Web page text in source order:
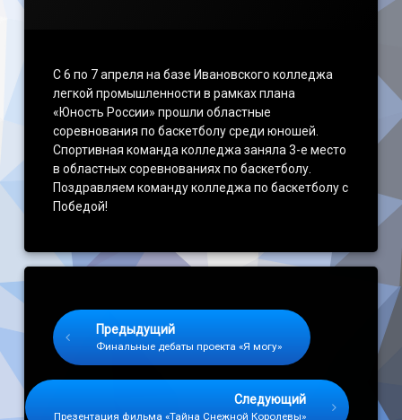
С 6 по 7 апреля на базе Ивановского колледжа
легкой промышленности в рамках плана
«Юность России» прошли областные
соревнования по баскетболу среди юношей.
Спортивная команда колледжа заняла 3-е место
в областных соревнованиях по баскетболу.
Поздравляем команду колледжа по баскетболу с
Победой!
Предыдущий
Финальные дебаты проекта «Я могу»
Следующий
Презентация фильма «Тайна Снежной Королевы»